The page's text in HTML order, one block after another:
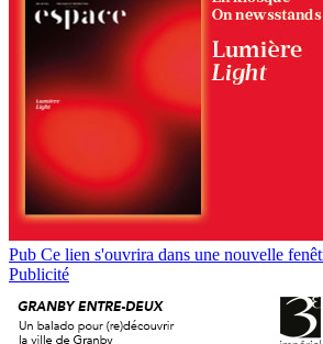
Pub Ce lien s'ouvrira dans une nouvelle
Publicité